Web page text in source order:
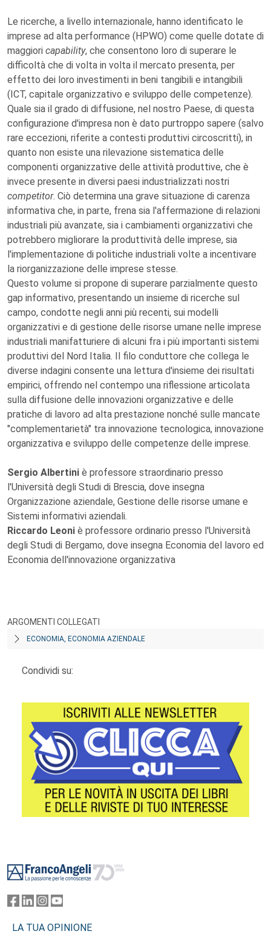
Le ricerche, a livello internazionale, hanno identificato le
imprese ad alta performance (HPWO) come quelle dotate di
maggiori capability, che consentono loro di superare le
difficoltà che di volta in volta il mercato presenta, per
effetto dei loro investimenti in beni tangibili e intangibili
(ICT, capitale organizzativo e sviluppo delle competenze).
Quale sia il grado di diffusione, nel nostro Paese, di questa
configurazione d'impresa non è dato purtroppo sapere (salvo
rare eccezioni, riferite a contesti produttivi circoscritti), in
quanto non esiste una rilevazione sistematica delle
componenti organizzative delle attività produttive, che è
invece presente in diversi paesi industrializzati nostri
competitor. Ciò determina una grave situazione di carenza
informativa che, in parte, frena sia l'affermazione di relazioni
industriali più avanzate, sia i cambiamenti organizzativi che
potrebbero migliorare la produttività delle imprese, sia
l'implementazione di politiche industriali volte a incentivare
la riorganizzazione delle imprese stesse.
Questo volume si propone di superare parzialmente questo
gap informativo, presentando un insieme di ricerche sul
campo, condotte negli anni più recenti, sui modelli
organizzativi e di gestione delle risorse umane nelle imprese
industriali manifatturiere di alcuni fra i più importanti sistemi
produttivi del Nord Italia. Il filo conduttore che collega le
diverse indagini consente una lettura d'insieme dei risultati
empirici, offrendo nel contempo una riflessione articolata
sulla diffusione delle innovazioni organizzative e delle
pratiche di lavoro ad alta prestazione nonché sulle mancate
"complementarietà" tra innovazione tecnologica, innovazione
organizzativa e sviluppo delle competenze delle imprese.
Sergio Albertini è professore straordinario presso
l'Università degli Studi di Brescia, dove insegna
Organizzazione aziendale, Gestione delle risorse umane e
Sistemi informativi aziendali.
Riccardo Leoni è professore ordinario presso l'Università
degli Studi di Bergamo, dove insegna Economia del lavoro ed
Economia dell'innovazione organizzativa
ARGOMENTI COLLEGATI
ECONOMIA, ECONOMIA AZIENDALE
Condividi su:
LA TUA OPINIONE